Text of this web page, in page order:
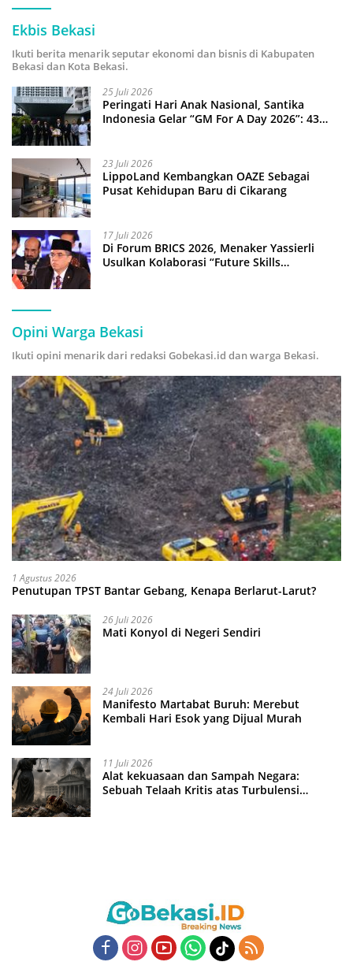
Ekbis Bekasi
Ikuti berita menarik seputar ekonomi dan bisnis di Kabupaten
Bekasi dan Kota Bekasi.
25 Juli 2026
Peringati Hari Anak Nasional, Santika
Indonesia Gelar “GM For A Day 2026”: 43
23 Juli 2026
LippoLand Kembangkan OAZE Sebagai
Pusat Kehidupan Baru di Cikarang
17 Juli 2026
Di Forum BRICS 2026, Menaker Yassierli
Usulkan Kolaborasi “Future Skills
Opini Warga Bekasi
Ikuti opini menarik dari redaksi Gobekasi.id dan warga Bekasi.
1 Agustus 2026
Penutupan TPST Bantar Gebang, Kenapa Berlarut-Larut?
26 Juli 2026
Mati Konyol di Negeri Sendiri
24 Juli 2026
Manifesto Martabat Buruh: Merebut
Kembali Hari Esok yang Dijual Murah
11 Juli 2026
Alat kekuasaan dan Sampah Negara:
Sebuah Telaah Kritis atas Turbulensi